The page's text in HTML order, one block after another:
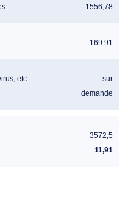
1556,78
169.91
etc
sur
demande
3572,5
11,91